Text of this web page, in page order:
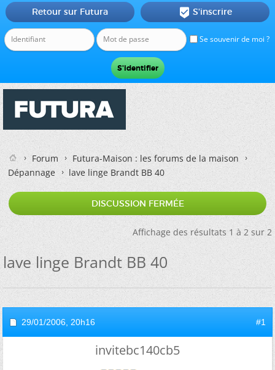
Se souvenir de moi ?
Retour sur Futura  S'inscrire
Forum
Futura-Maison : les forums de la maison
Dépannage
lave linge Brandt BB 40
DISCUSSION FERMÉE
Affichage des résultats 1 à 2 sur 2
lave linge Brandt BB 40
29/01/2006, 20h16 #1
invitebc140cb5